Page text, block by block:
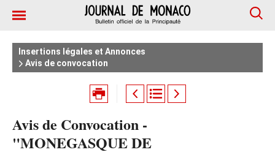
Insertions légales et Annonces
Avis de convocation
Avis de Convocation -
"MONEGASQUE DE